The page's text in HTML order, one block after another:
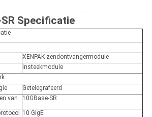
Specificatie
XENPAK-zendontvangermodule
Insteekmodule
Getelegrafeerd
van
10GBase-SR
10 GigE